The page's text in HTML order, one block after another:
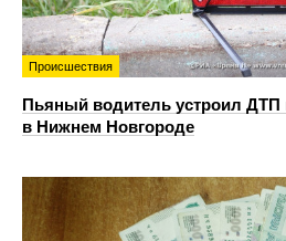
Происшествия
Пьяный водитель устроил ДТП
в Нижнем Новгороде